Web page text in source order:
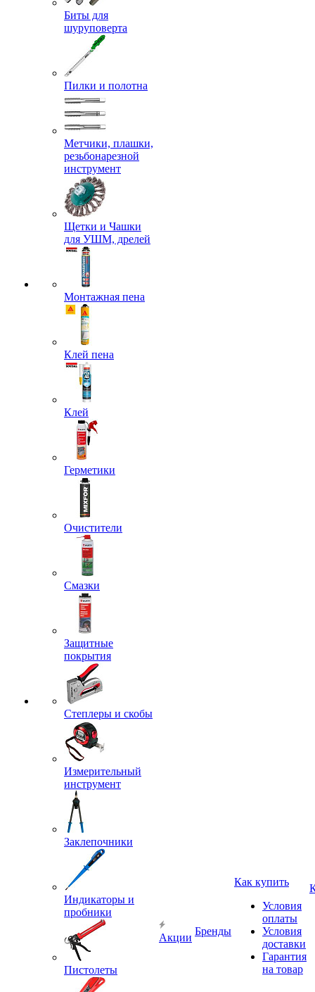
Биты для
шуруповерта
Пилки и полотна
Метчики, плашки,
резьбонарезной
инструмент
Щетки и Чашки
для УШМ, дрелей
Монтажная пена
Клей пена
Клей
Герметики
Очистители
Смазки
Защитные
покрытия
Степлеры и скобы
Измерительный
инструмент
Заклепочники
Индикаторы и
пробники
Пистолеты
Акции
Бренды
Как купить
Условия
оплаты
Условия
доставки
Гарантия
на товар